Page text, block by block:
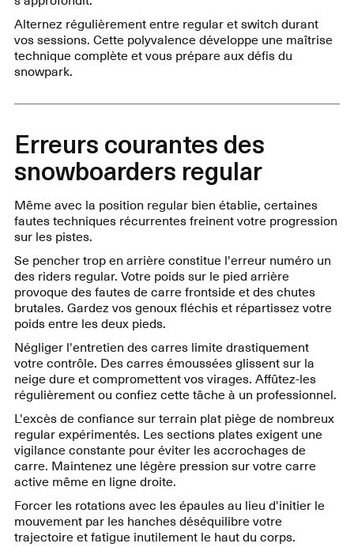
Alternez régulièrement entre regular et switch durant
vos sessions. Cette polyvalence développe une maîtrise
technique complète et vous prépare aux défis du
snowpark.
Erreurs courantes des
snowboarders regular
Même avec la position regular bien établie, certaines
fautes techniques récurrentes freinent votre progression
sur les pistes.
Se pencher trop en arrière constitue l'erreur numéro un
des riders regular. Votre poids sur le pied arrière
provoque des fautes de carre frontside et des chutes
brutales. Gardez vos genoux fléchis et répartissez votre
poids entre les deux pieds.
Négliger l'entretien des carres limite drastiquement
votre contrôle. Des carres émoussées glissent sur la
neige dure et compromettent vos virages. Affûtez-les
régulièrement ou confiez cette tâche à un professionnel.
L'excès de confiance sur terrain plat piège de nombreux
regular expérimentés. Les sections plates exigent une
vigilance constante pour éviter les accrochages de
carre. Maintenez une légère pression sur votre carre
active même en ligne droite.
Forcer les rotations avec les épaules au lieu d'initier le
mouvement par les hanches déséquilibre votre
trajectoire et fatigue inutilement le haut du corps.